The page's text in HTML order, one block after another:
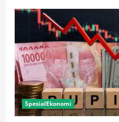
SpesialEkonomi